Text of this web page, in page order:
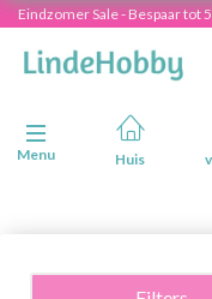
Eindzomer Sale - Bespaar tot
Navigatie in-/uitschakelen
Menu
Huis